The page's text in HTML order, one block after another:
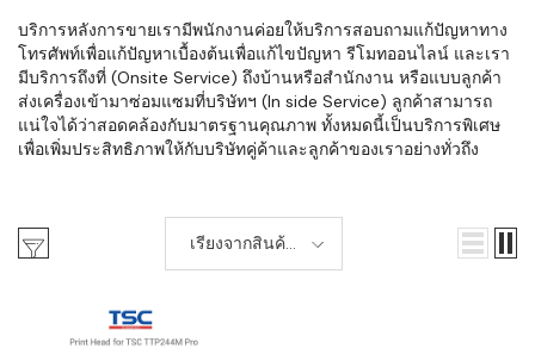
บริการหลังการขายเรามีพนักงานค่อยให้บริการสอบถามแก้ปัญหาทาง
โทรศัพท์เพื่อแก้ปัญหาเบื้องต้นเพื่อแก้ไขปัญหา รีโมทออนไลน์ และเรา
มีบริการถึงที่ (Onsite Service) ถึงบ้านหรือสำนักงาน หรือแบบลูกค้า
ส่งเครื่องเข้ามาซ่อมแซมที่บริษัทฯ (In side Service) ลูกค้าสามารถ
แน่ใจได้ว่าสอดคล้องกับมาตรฐานคุณภาพ ทั้งหมดนี้เป็นบริการพิเศษ
เพื่อเพิ่มประสิทธิภาพให้กับบริษัทคู่ค้าและลูกค้าของเราอย่างทั่วถึง
เรียงจากสินค้า
ใหม่-เก่า